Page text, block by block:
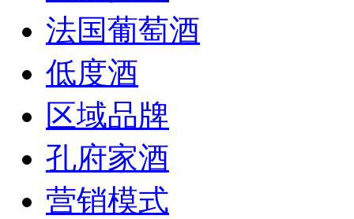
法国葡萄酒
低度酒
区域品牌
孔府家酒
营销模式